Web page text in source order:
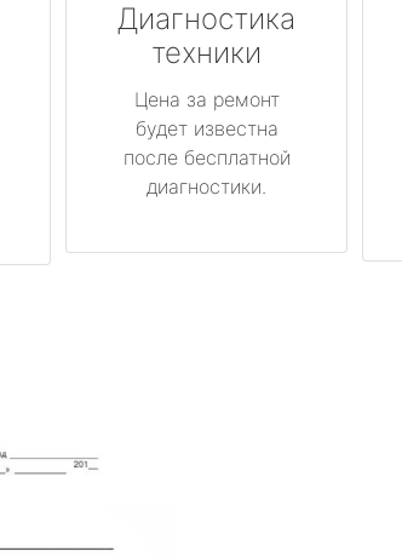
Диагностика
техники
Цена за ремонт
будет известна
после бесплатной
диагностики.